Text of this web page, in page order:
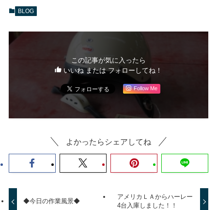
BLOG
この記事が気に入ったら
いいね または フォローしてね！
Follow Me
よかったらシェアしてね
◆今日の作業風景◆
アメリカＬＡからハーレー
4台入庫しました！！